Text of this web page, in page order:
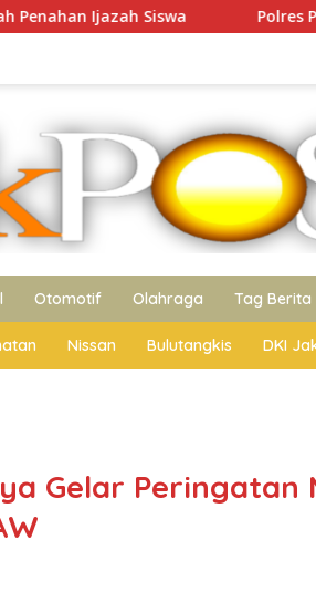
Polres Probolinggo Terjunkan
Otomotif Olahraga Tag Berita
Nissan Bulutangkis DKI
Gelar Peringatan